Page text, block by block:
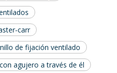
carr
de fijación ventilado
agujero a través de él